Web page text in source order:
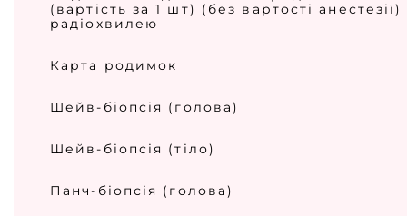
(вартість за 1 шт) (без вартості анестезії)
радіохвилею
Карта родимок
Шейв-біопсія (голова)
Шейв-біопсія (тіло)
Панч-біопсія (голова)